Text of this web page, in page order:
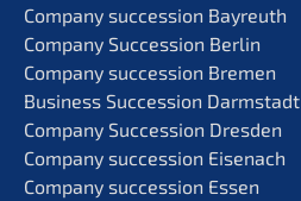
Compa­ny succes­si­on Bayreuth
Compa­ny Succes­si­on Berlin
Compa­ny succes­si­on Bremen
Business Succes­si­on Darmstadt
Compa­ny Succes­si­on Dresden
Compa­ny succes­si­on Eisenach
Compa­ny succes­si­on Essen